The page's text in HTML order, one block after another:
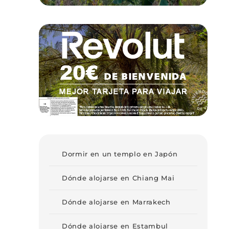
Dormir en un templo en Japón
Dónde alojarse en Chiang Mai
Dónde alojarse en Marrakech
Dónde alojarse en Estambul